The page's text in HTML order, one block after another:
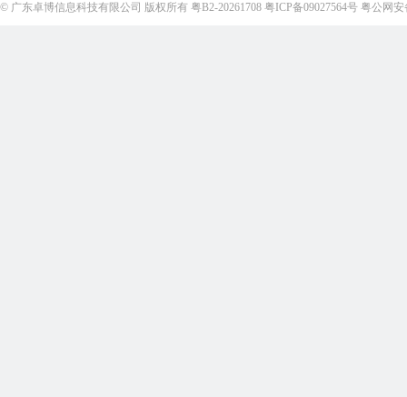
© 广东卓博信息科技有限公司 版权所有 粤B2-20261708 粤ICP备09027564号 粤公网安